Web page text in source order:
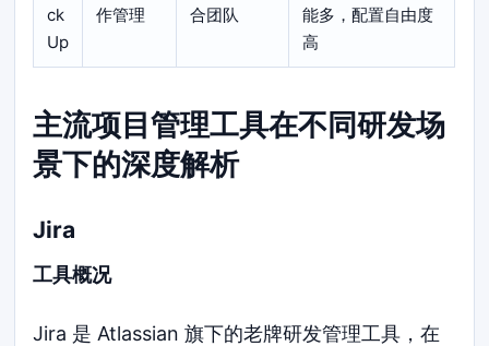
ck
Up
作管理
合团队
能多，配置自由度
高
主流项目管理工具在不同研发场
景下的深度解析
Jira
工具概况
Jira 是 Atlassian 旗下的老牌研发管理工具，在